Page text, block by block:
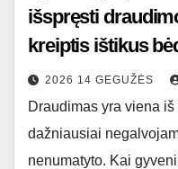
išspręsti
kreiptis ištikus
2026 14 GEGUŽĖS
Draudimas yra viena
dažniausiai
nenumatyto. Kai